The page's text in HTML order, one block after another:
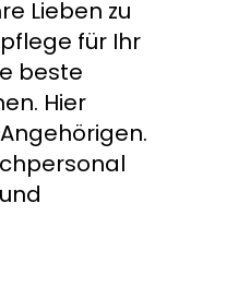
Lieben zu
für Ihr
beste
Hier